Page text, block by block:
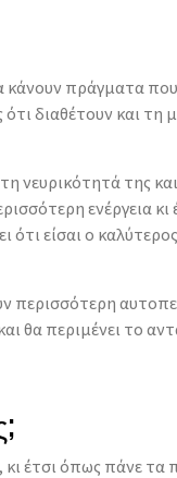
πράγματα που
διαθέτουν και τη
τη νευρικότητά της
ενέργεια κι
είσαι ο
περισσότερη
θα περιμένει το
κι έτσι όπως πάνε